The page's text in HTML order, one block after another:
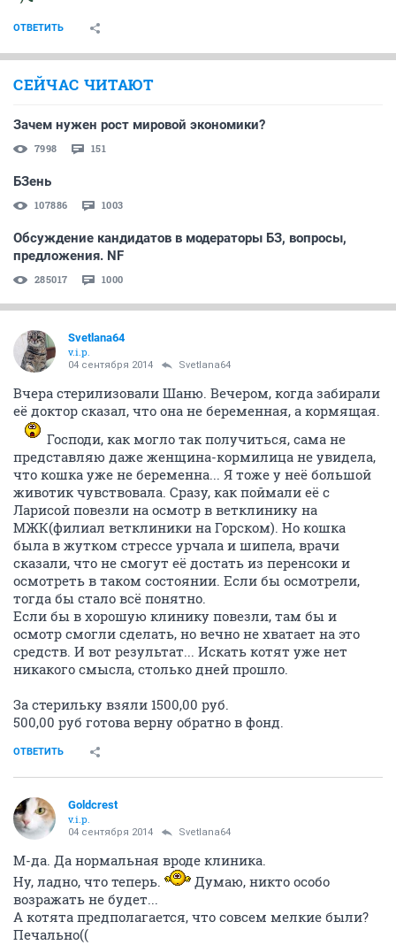
ОТВЕТИТЬ
СЕЙЧАС ЧИТАЮТ
Зачем нужен рост мировой экономики?
7998 151
БЗень
107886 1003
Обсуждение кандидатов в модераторы БЗ, вопросы,
предложения. NF
285017 1000
Svetlana64
v.i.p.
04 сентября 2014 Svetlana64
Вчера стерилизовали Шаню. Вечером, когда забирали
её доктор сказал, что она не беременная, а кормящая.
Господи, как могло так получиться, сама не
представляю даже женщина-кормилица не увидела,
что кошка уже не беременна... Я тоже у неё большой
животик чувствовала. Сразу, как поймали её с
Ларисой повезли на осмотр в ветклинику на
МЖК(филиал ветклиники на Горском). Но кошка
была в жутком стрессе урчала и шипела, врачи
сказали, что не смогут её достать из перенсоки и
осмотреть в таком состоянии. Если бы осмотрели,
тогда бы стало всё понятно.
Если бы в хорошую клинику повезли, там бы и
осмотр смогли сделать, но вечно не хватает на это
средств. И вот результат... Искать котят уже нет
никакого смысла, столько дней прошло.
За стерильку взяли 1500,00 руб.
500,00 руб готова верну обратно в фонд.
ОТВЕТИТЬ
Goldcrest
v.i.p.
04 сентября 2014 Svetlana64
М-да. Да нормальная вроде клиника.
Ну, ладно, что теперь.
Думаю, никто особо
возражать не будет...
А котята предполагается, что совсем мелкие были?
Печально((